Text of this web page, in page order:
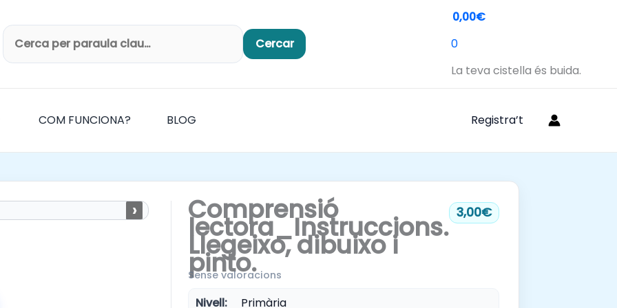
Cerca productes
Cercar
0,00€
0
La teva cistella és buida.
COM FUNCIONA? BLOG Registra’t
› Comprensió
lectora_Instruccions.
Llegeixo, dibuixo i
pinto.
3,00€
Sense valoracions
Nivell:
Primària